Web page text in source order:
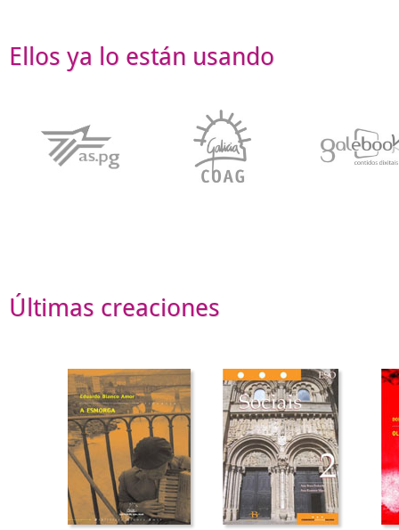
Ellos ya lo están usando
Últimas creaciones